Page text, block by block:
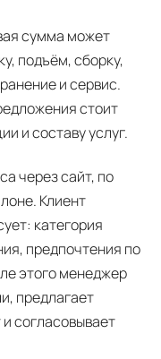
сумма может
подъём, сборку,
и сервис.
стоит
и составу услуг.
через сайт, по
Клиент
категория
предпочтения по
этого менеджер
предлагает
согласовывает